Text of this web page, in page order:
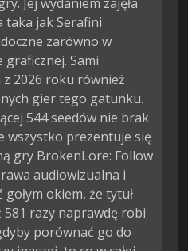
taka jak Serafini
zarówno w
Sami
2026 roku również
gier tego gatunku.
544 seedów nie brak
wszystko prezentuje się
gry BrokenLore: Follow
audiowizualna i
okiem, że tytuł
razy naprawdę robi
porównać go do